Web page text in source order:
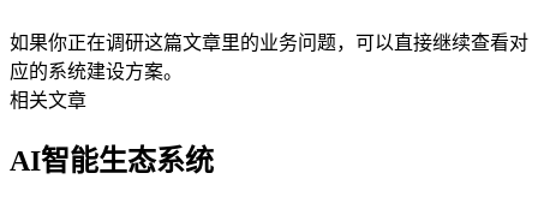
如果你正在调研这篇文章里的业务问题，可以直接继续查看对
应的系统建设方案。
相关文章
AI智能生态系统